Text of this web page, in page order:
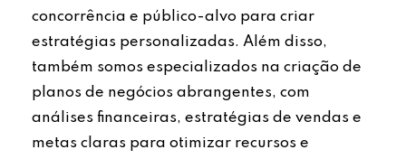
concorrência e público-alvo para criar
estratégias personalizadas. Além disso,
também somos especializados na criação de
planos de negócios abrangentes, com
análises financeiras, estratégias de vendas e
metas claras para otimizar recursos e